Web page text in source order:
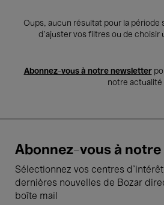
Oups, aucun résultat pour la période
d’ajuster vos filtres ou de choisir
Abonnez-vous à notre newsletter
notre actualité
Abonnez-vous à
Sélectionnez vos centres
dernières nouvelles de Bozar
boîte mail